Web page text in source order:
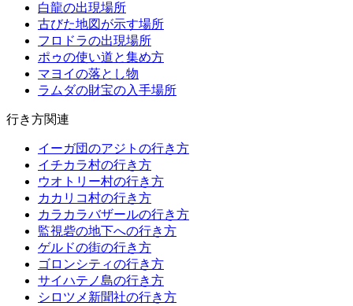
白龍の出現場所
古びた地図が示す場所
フロドラの出現場所
ポゥの使い道と集め方
マヨイの落とし物
ラムダの財宝の入手場所
行き方関連
イーガ団のアジトの行き方
イチカラ村の行き方
ウオトリー村の行き方
カカリコ村の行き方
カラカラバザールの行き方
監視砦の地下への行き方
ゲルドの街の行き方
ゴロンシティの行き方
サイハテノ島の行き方
シロツメ新聞社の行き方